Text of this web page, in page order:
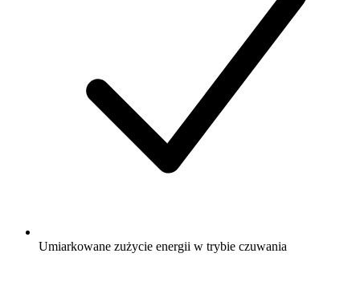
Umiarkowane zużycie energii w trybie czuwania